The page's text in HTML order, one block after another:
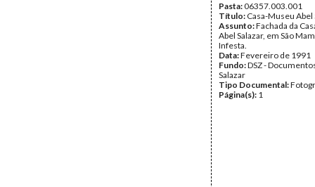
Pasta:06357.003.001
Título: Casa-Museu Abel
Assunto:Fachada da
Abel Salazar, em São
Infesta.
Data:Fevereiro de 1991
Fundo:DSZ -
Salazar
Tipo Documental:
Página(s): 1